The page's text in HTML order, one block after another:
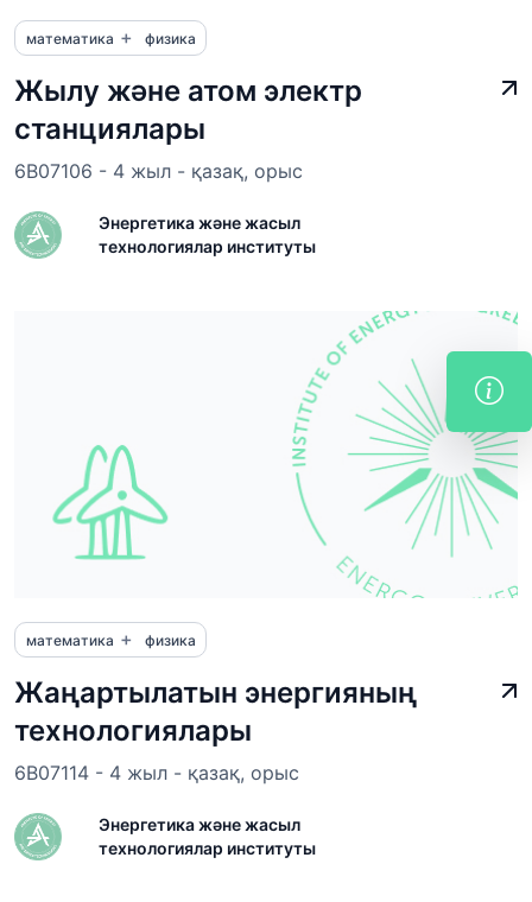
математика + физика
Жылу және атом электр
станциялары
6B07106 - 4 жыл - қазақ, орыс
Энергетика және жасыл
технологиялар институты
математика + физика
Жаңартылатын энергияның
технологиялары
6B07114 - 4 жыл - қазақ, орыс
Энергетика және жасыл
технологиялар институты